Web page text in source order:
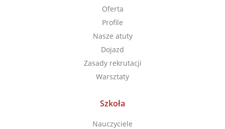
Oferta
Profile
Nasze atuty
Dojazd
Zasady rekrutacji
Warsztaty
Szkoła
Nauczyciele